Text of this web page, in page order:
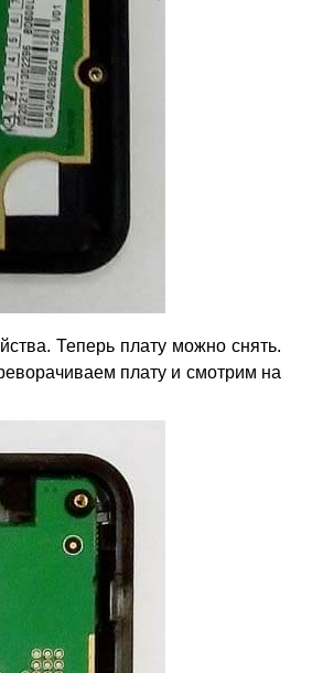
Теперь плату можно снять.
плату и смотрим на